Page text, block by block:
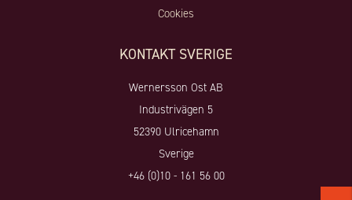
Cookies
KONTAKT SVERIGE
Wernersson Ost AB
Industrivägen 5
52390 Ulricehamn
Sverige
+46 (0)10 - 161 56 00